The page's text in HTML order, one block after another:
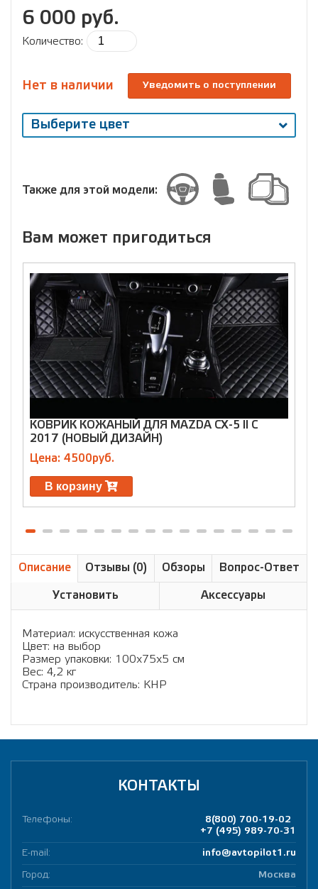
6 000 руб.
Количество:
Нет в наличии Уведомить о поступлении
Выберите цвет
Выберите
Также для этой модели:
Вам может пригодиться
КОВРИК КОЖАНЫЙ ДЛЯ MAZDA CX-5 II C
2017 (НОВЫЙ ДИЗАЙН)
Цена: 4500руб.
В корзину
Описание Отзывы (0) Обзоры Вопрос-Ответ
Установить Аксессуары
Материал: искусственная кожа
Цвет: на выбор
Размер упаковки: 100х75х5 см
Вес: 4,2 кг
Страна производитель: КНР
КОНТАКТЫ
Телефоны:
8(800) 700-19-02
+7 (495) 989-70-31
E-mail: info@avtopilot1.ru
Город: Москва